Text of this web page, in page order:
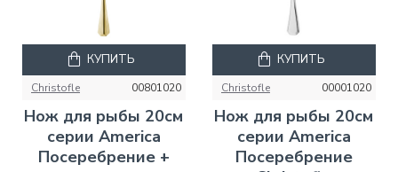
Christofle 00801020
Нож для рыбы 20см
серии America
Посеребрение +
КУПИТЬ
Christofle 00001020
Нож для рыбы 20см
серии America
Посеребрение
КУПИТЬ